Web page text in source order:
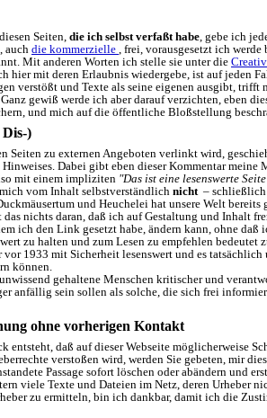
Seiten, die ich selbst verfaßt habe , gebe ich
auch die kommerzielle , frei, vorausgesetzt ich
Mit anderen Worten ich stelle sie unter die
hier mit deren Erlaubnis wiedergebe, ist auf jeden
verstößt und Texte als seine eigenen ausgibt, trifft
gewiß werde ich aber darauf verzichten, eben
und mich auf die öffentliche Bloßstellung
)
Seiten zu externen Angeboten verlinkt wird,
Dabei gibt eben dieser Kommentar meine
mit einem impliziten "Das ist eine lesenswerte
vom Inhalt selbstverständlichnicht– schließlich
und Heuchelei hat unsere Welt bereits
nichts daran, daß ich auf Gestaltung und Inhalt
ich den Link gesetzt habe, ändern kann, ohne daß
zu halten und zum Lesen zu empfehlen bedeutet
1933 mit Sicherheit lesenswert und es tatsächlich
können.
gehaltene Menschen kritischer und
anfällig sein sollen als solche, die sich frei
ohne vorherigen Kontakt
entsteht, daß auf dieser Webseite möglicherweise
verstoßen wird, werden Sie gebeten, mir
Passage sofort löschen oder abändern und
viele Texte und Dateien im Netz, deren Urheber
zu ermitteln, bin ich dankbar, damit ich die